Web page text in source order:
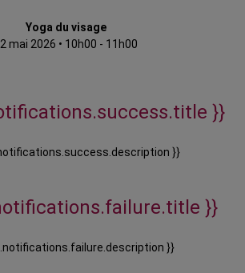
Yoga du visage
mai 2026 • 10h00 - 11h00
}}
}}
}}
}}